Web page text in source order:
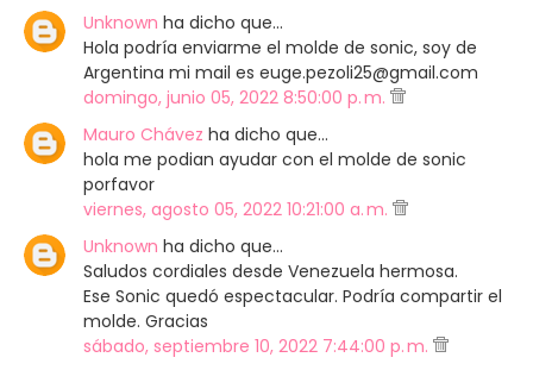
Unknown ha dicho que…
Hola podría enviarme el molde de sonic, soy de
Argentina mi mail es euge.pezoli25@gmail.com
domingo, junio 05, 2022 8:50:00 p. m.
Mauro Chávez ha dicho que…
hola me podian ayudar con el molde de sonic
porfavor
viernes, agosto 05, 2022 10:21:00 a. m.
Unknown ha dicho que…
Saludos cordiales desde Venezuela hermosa.
Ese Sonic quedó espectacular. Podría compartir el
molde. Gracias
sábado, septiembre 10, 2022 7:44:00 p. m.